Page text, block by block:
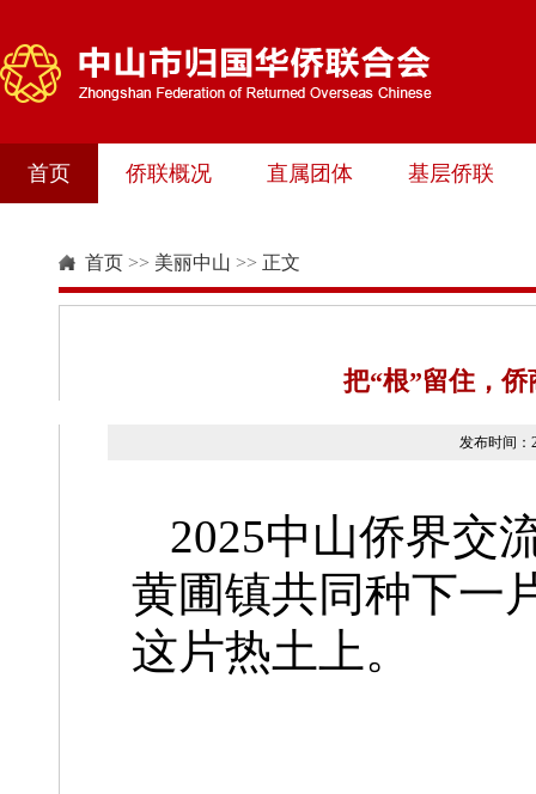
首页 侨联概况 直属团体 基层侨联
首页 >> 美丽中山 >> 正文
把“根”留住，
发布时间
2025中山侨界交
黄圃镇共同种下一
这片热土上。